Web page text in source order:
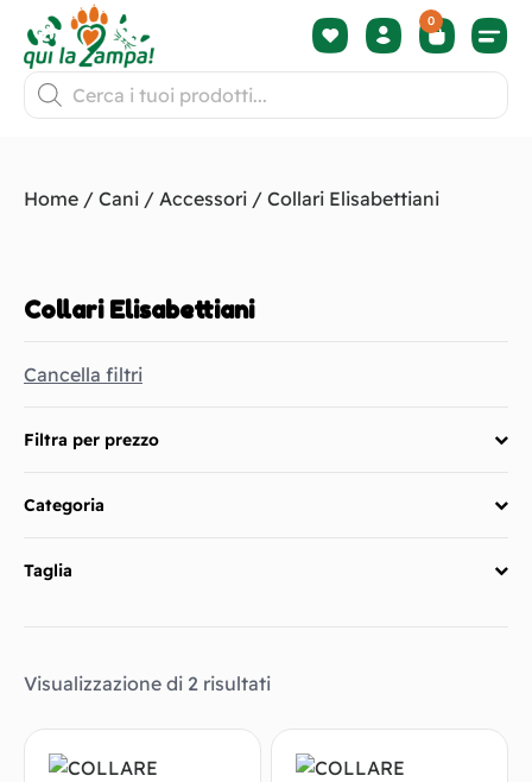
0
Home / Cani / Accessori / Collari Elisabettiani
Collari Elisabettiani
Cancella filtri
Filtra per prezzo
Categoria
Taglia
Visualizzazione di 2 risultati